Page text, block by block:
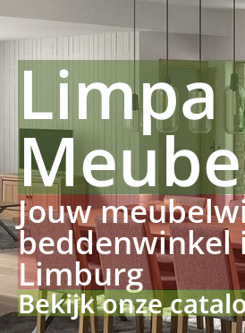
Limpa
Jouw
beddenwinkel
Limburg
Bekijk onze